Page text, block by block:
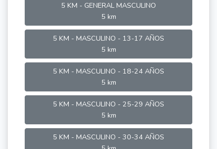
5 KM - GENERAL MASCULINO
5 km
5 KM - MASCULINO - 13-17 AÑOS
5 km
5 KM - MASCULINO - 18-24 AÑOS
5 km
5 KM - MASCULINO - 25-29 AÑOS
5 km
5 KM - MASCULINO - 30-34 AÑOS